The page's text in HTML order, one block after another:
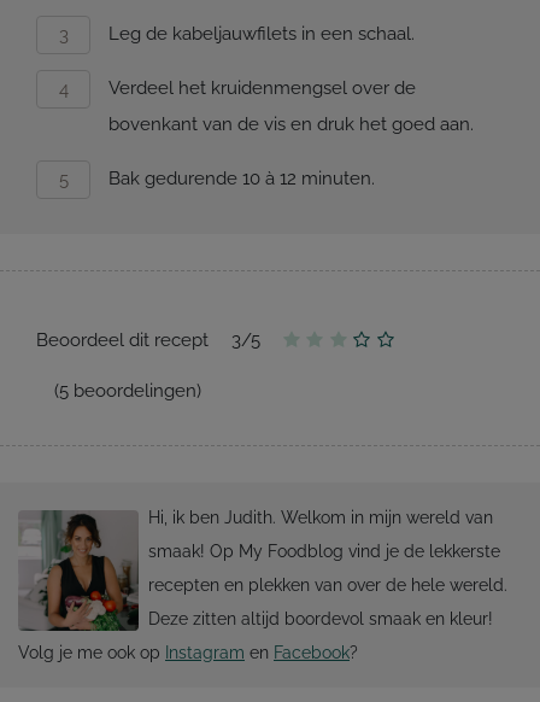
Leg de kabeljauwfilets in een schaal.
Verdeel het kruidenmengsel over de
bovenkant van de vis en druk het goed aan.
Bak gedurende 10 à 12 minuten.
Beoordeel dit recept 3/5
(5 beoordelingen)
Hi, ik ben Judith. Welkom in mijn wereld van
smaak! Op My Foodblog vind je de lekkerste
recepten en plekken van over de hele wereld.
Deze zitten altijd boordevol smaak en kleur!
Volg je me ook op Instagram en Facebook?